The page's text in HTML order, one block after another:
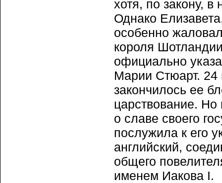
хотя, по закону, в
Однако
особенно
короля
официально
Марии Стюарт. 24
закончилось ее
царствование.
о славе своего
послужила к его
английский,
общего
именем Иакова I.